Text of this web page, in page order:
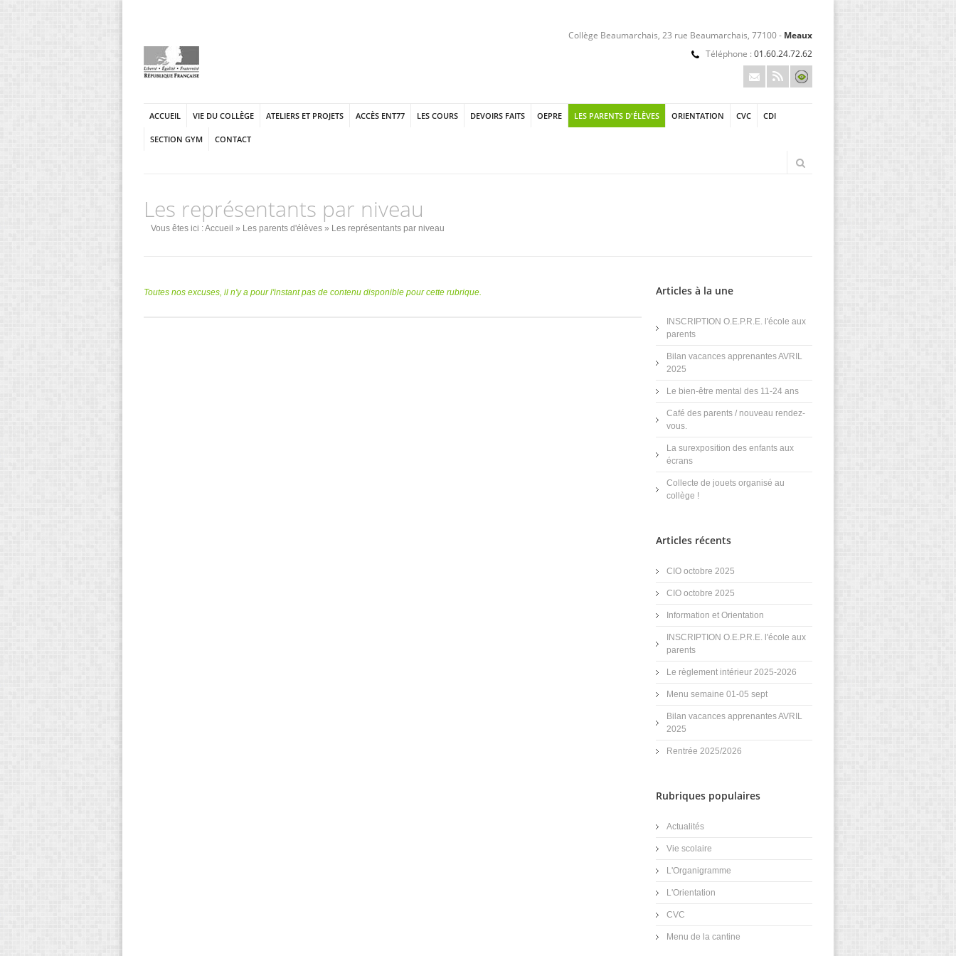
Collège Beaumarchais, 23 rue Beaumarchais, 77100 - Meaux
Téléphone : 01.60.24.72.62
ACCUEIL VIE DU COLLÈGE ATELIERS ET PROJETS ACCÈS ENT77 LES COURS DEVOIRS FAITS OEPRE LES PARENTS D'ÉLÈVES ORIENTATION CVC CDI
SECTION GYM CONTACT
Les représentants par niveau
Vous êtes ici :Accueil » Les parents d'élèves » Les représentants par niveau
Toutes nos excuses, il n'y a pour l'instant pas de contenu disponible pour cette rubrique. Articles à la une
INSCRIPTION O.E.P.R.E. l'école aux
parents
Bilan vacances apprenantes AVRIL
2025
Le bien-être mental des 11-24 ans
Café des parents / nouveau rendez-
vous.
La surexposition des enfants aux
écrans
Collecte de jouets organisé au
collège !
Articles récents
CIO octobre 2025
CIO octobre 2025
Information et Orientation
INSCRIPTION O.E.P.R.E. l'école aux
parents
Le règlement intérieur 2025-2026
Menu semaine 01-05 sept
Bilan vacances apprenantes AVRIL
2025
Rentrée 2025/2026
Rubriques populaires
Actualités
Vie scolaire
L'Organigramme
L'Orientation
CVC
Menu de la cantine